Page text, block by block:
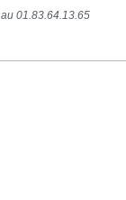
01.83.64.13.65